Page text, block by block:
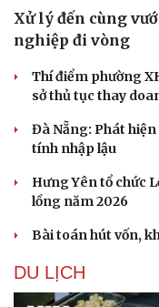
Xử lý đến cùng
nghiệp đi vòng
Thí điểm phường
sở thủ tục thay
Đà Nẵng: Phát
tính nhập lậu
Hưng Yên tổ chức
lồng năm 2026
Bài toán hút vốn,
DU LỊCH